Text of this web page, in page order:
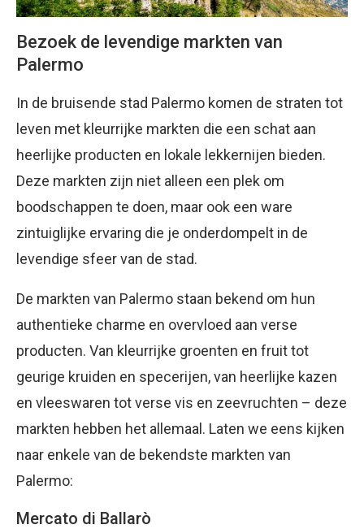
Bezoek de levendige markten van
Palermo
In de bruisende stad Palermo komen de straten tot
leven met kleurrijke markten die een schat aan
heerlijke producten en lokale lekkernijen bieden.
Deze markten zijn niet alleen een plek om
boodschappen te doen, maar ook een ware
zintuiglijke ervaring die je onderdompelt in de
levendige sfeer van de stad.
De markten van Palermo staan bekend om hun
authentieke charme en overvloed aan verse
producten. Van kleurrijke groenten en fruit tot
geurige kruiden en specerijen, van heerlijke kazen
en vleeswaren tot verse vis en zeevruchten – deze
markten hebben het allemaal. Laten we eens kijken
naar enkele van de bekendste markten van
Palermo:
Mercato di Ballarò